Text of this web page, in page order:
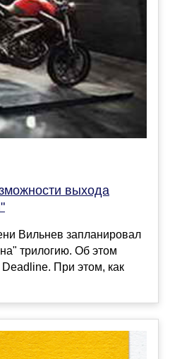
выхода
Вильнев запланировал
трилогию. Об этом
При этом, как